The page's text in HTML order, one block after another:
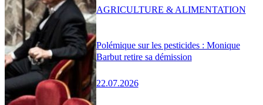
Polémique sur les pesticides : Monique
Barbut retire sa démission
22.07.2026
AGRICULTURE & ALIMENTATION